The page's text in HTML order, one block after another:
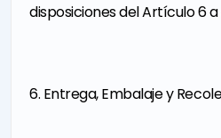
disposiciones del Artículo 6
6. Entrega, Embalaje y